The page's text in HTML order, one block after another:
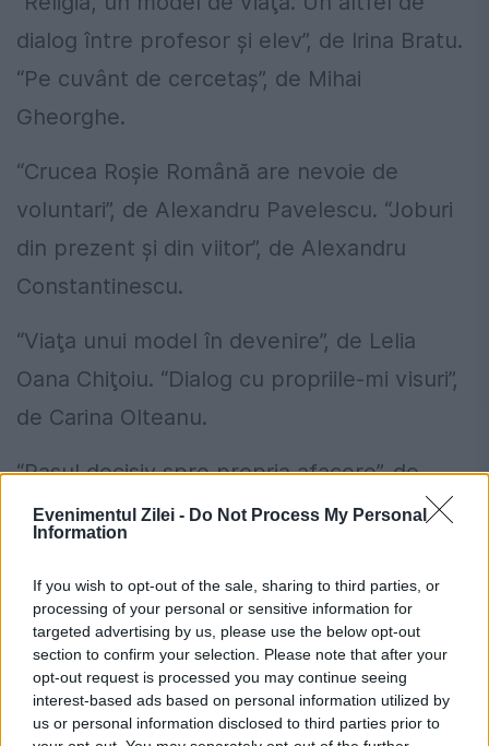
Evenimentul Zilei - Do Not Process My Personal
Information
If you wish to opt-out of the sale, sharing to third parties, or
processing of your personal or sensitive information for
targeted advertising by us, please use the below opt-out
section to confirm your selection. Please note that after your
opt-out request is processed you may continue seeing
interest-based ads based on personal information utilized by
us or personal information disclosed to third parties prior to
dialog între profesor şi elev”, de Irina Bratu.
“Pe cuvânt de cercetaş”, de Mihai
Gheorghe.
“Crucea Roşie Română are nevoie de
voluntari”, de Alexandru Pavelescu. “Joburi
din prezent şi din viitor”, de Alexandru
Constantinescu.
“Viaţa unui model în devenire”, de Lelia
Oana Chiţoiu. “Dialog cu propriile-mi visuri”,
de Carina Olteanu.
“Pasul decisiv spre propria afacere”, de
Răzvan Constantin. “Bătăile inimii se
Răducanu.
“Elevi vs profesori. Câtă dreptate are, şi azi,
Socrate!”, de Radu Ioan Cuzino. “Violenţa în
şcoli”, de Andreea Negrescu.